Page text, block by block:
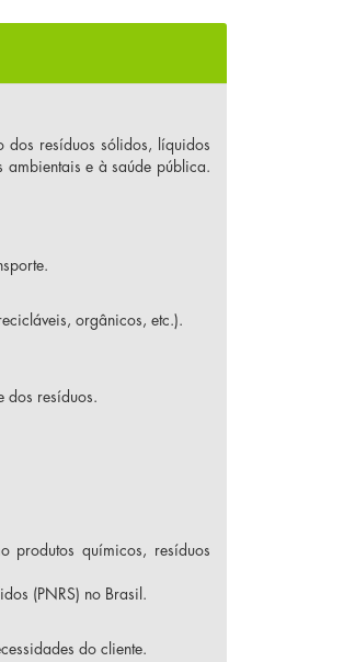
dos resíduos sólidos, líquidos
e à saúde pública.
orgânicos, etc.).
dos resíduos.
produtos químicos, resíduos
(PNRS) no Brasil.
do cliente.